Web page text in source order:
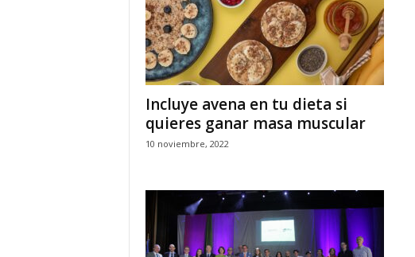
Incluye avena en tu dieta si
quieres ganar masa muscular
10 noviembre, 2022